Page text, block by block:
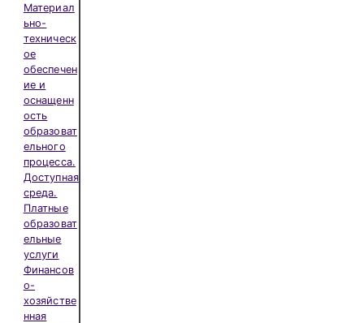
Материал
ьно-
техническ
ое
обеспечен
ие и
оснащенн
ость
образоват
ельного
процесса.
Доступная
среда.
Платные
образоват
ельные
услуги
Финансов
о-
хозяйстве
нная